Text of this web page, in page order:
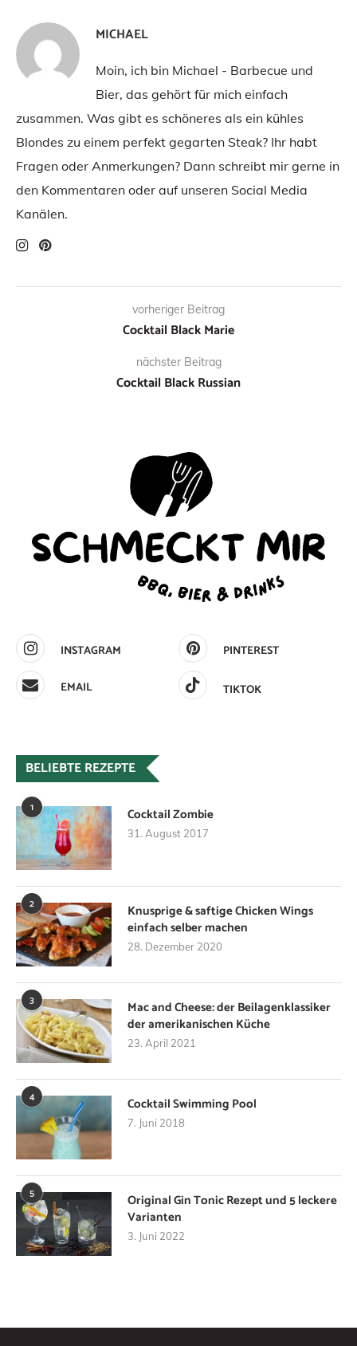
MICHAEL
Moin, ich bin Michael - Barbecue und
Bier, das gehört für mich einfach
zusammen. Was gibt es schöneres als ein kühles
Blondes zu einem perfekt gegarten Steak? Ihr habt
Fragen oder Anmerkungen? Dann schreibt mir gerne in
den Kommentaren oder auf unseren Social Media
Kanälen.
vorheriger Beitrag
Cocktail Black Marie
nächster Beitrag
Cocktail Black Russian
INSTAGRAM
PINTEREST
EMAIL
TIKTOK
BELIEBTE REZEPTE
1 Cocktail Zombie
31. August 2017
2
Knusprige & saftige Chicken Wings
einfach selber machen
28. Dezember 2020
3
Mac and Cheese: der Beilagenklassiker
der amerikanischen Küche
23. April 2021
4 Cocktail Swimming Pool
7. Juni 2018
5
Original Gin Tonic Rezept und 5 leckere
Varianten
3. Juni 2022